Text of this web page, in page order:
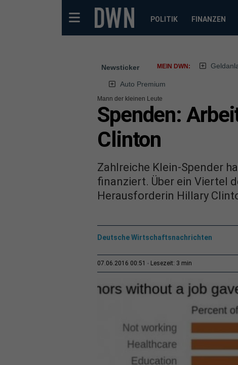
POLITIK FINANZEN
Newsticker MEIN DWN:
Auto Premium
Mann der kleinen Leute
Spenden:
Clinton
Zahlreiche Klein-Spender
finanziert. Über ein Viertel
Herausforderin Hillary
Deutsche Wirtschaftsnachrichten
07.06.2016 00:51 Lesezeit: 3 min